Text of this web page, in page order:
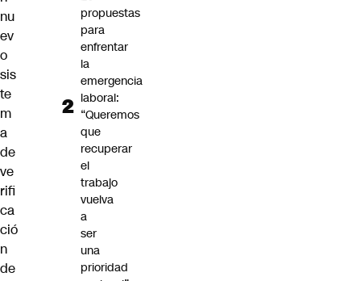
nu
ev
o
sis
te
m
a
de
ve
rifi
ca
ció
n
de
propuestas
para
enfrentar
la
emergencia
laboral:
“Queremos
que
recuperar
el
trabajo
vuelva
a
ser
una
prioridad